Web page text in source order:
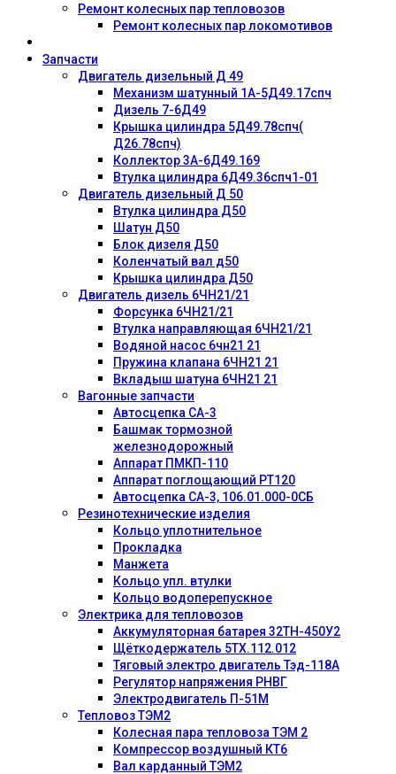
Ремонт колесных пар тепловозов
Ремонт колесных пар локомотивов
Запчасти
Двигатель дизельный Д 49
Механизм шатунный 1А-5Д49.17спч
Дизель 7-6Д49
Крышка цилиндра 5Д49.78спч(
Д26.78спч)
Коллектор 3А-6Д49.169
Втулка цилиндра 6Д49.36спч1-01
Двигатель дизельный Д 50
Втулка цилиндра Д50
Шатун Д50
Блок дизеля Д50
Коленчатый вал д50
Крышка цилиндра Д50
Двигатель дизель 6ЧН21/21
Форсунка 6ЧН21/21
Втулка направляющая 6ЧН21/21
Водяной насос 6чн21 21
Пружина клапана 6ЧН21 21
Вкладыш шатуна 6ЧН21 21
Вагонные запчасти
Автосцепка СА-3
Башмак тормозной
железнодорожный
Аппарат ПМКП-110
Аппарат поглощающий РТ120
Автосцепка СА-3, 106.01.000-0СБ
Резинотехнические изделия
Кольцо уплотнительное
Прокладка
Манжета
Кольцо упл. втулки
Кольцо водоперепускное
Электрика для тепловозов
Аккумуляторная батарея 32ТН-450У2
Щёткодержатель 5ТХ.112.012
Тяговый электро двигатель Тэд-118А
Регулятор напряжения РНВГ
Электродвигатель П-51М
Тепловоз ТЭМ2
Колесная пара тепловоза ТЭМ 2
Компрессор воздушный КТ6
Вал карданный ТЭМ2